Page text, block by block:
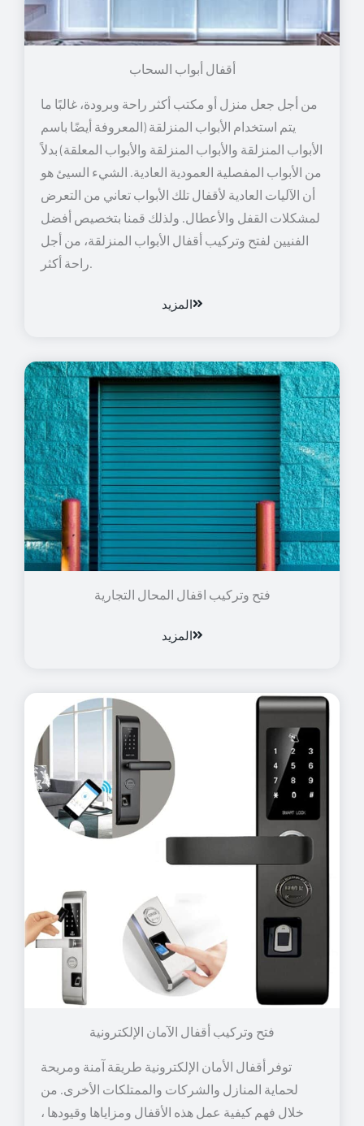
أقفال أبواب السحاب
من أجل جعل منزل أو مكتب أكثر راحة وبرودة، غالبًا ما
يتم استخدام الأبواب المنزلقة (المعروفة أيضًا باسم
الأبواب المنزلقة والأبواب المنزلقة والأبواب المعلقة) بدلاً
من الأبواب المفصلية العمودية العادية. الشيء السيئ هو
أن الآليات العادية لأقفال تلك الأبواب تعاني من التعرض
لمشكلات القفل والأعطال. ولذلك قمنا بتخصيص أفضل
الفنيين لفتح وتركيب أقفال الأبواب المنزلقة، من أجل
راحة أكثر.
المزيد
فتح وتركيب اقفال المحال التجارية
المزيد
توفر أقفال الأمان الإلكترونية طريقة آمنة ومريحة
لحماية المنازل والشركات والممتلكات الأخرى. من
خلال فهم كيفية عمل هذه الأقفال ومزاياها وقيودها ،